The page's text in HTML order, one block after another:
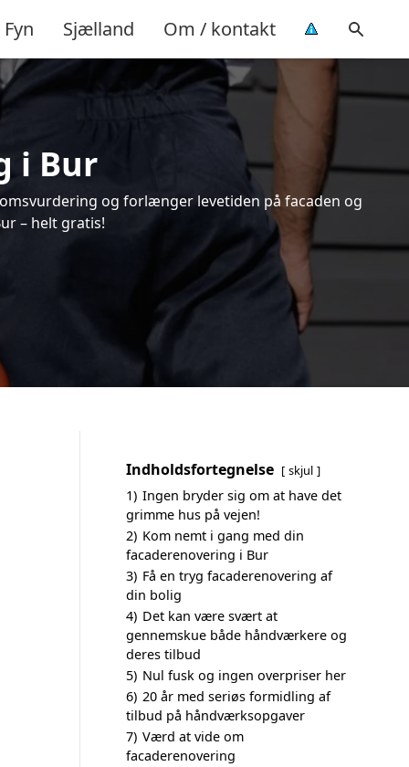
Fyn Sjælland Om / kontakt
i Bur
og forlænger levetiden på facaden og
– helt gratis!
Indholdsfortegnelse skjul
1) Ingen bryder sig om at have det
grimme hus på vejen!
2) Kom nemt i gang med din
facaderenovering i Bur
3) Få en tryg facaderenovering af
din bolig
4) Det kan være svært at
gennemskue både håndværkere og
deres tilbud
5) Nul fusk og ingen overpriser her
6) 20 år med seriøs formidling af
tilbud på håndværksopgaver
7) Værd at vide om
facaderenovering